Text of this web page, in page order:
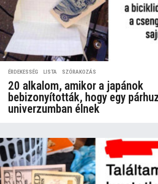
ÉRDEKESSÉG ,LISTA ,SZÓRAKOZÁS
20 alkalom, amikor a japánok
bebizonyították, hogy egy
univerzumban élnek